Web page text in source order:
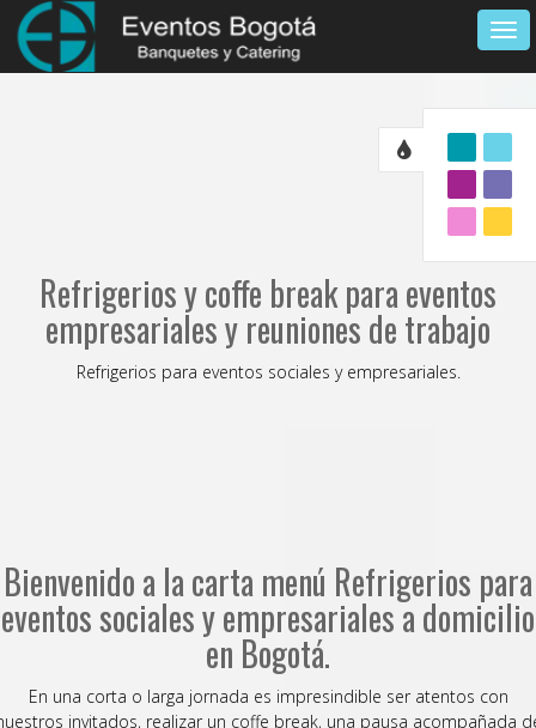
Refrigerios y coffe break para eventos
empresariales y reuniones de trabajo
Refrigerios para eventos sociales y empresariales.
Bienvenido a la carta menú Refrigerios para
eventos sociales y empresariales a domicilio
en Bogotá.
En una corta o larga jornada es impresindible ser atentos con
invitados, realizar un coffe break, una pausa acompañada